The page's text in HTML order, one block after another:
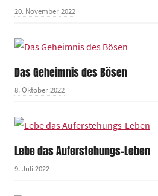
20. November 2022
Das Geheimnis des Bösen
8. Oktober 2022
Lebe das Auferstehungs-Leben
9. Juli 2022